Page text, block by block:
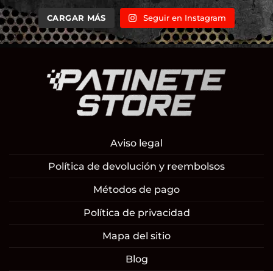
CARGAR MÁS Seguir en Instagram
Aviso legal
Política de devolución y reembolsos
Métodos de pago
Política de privacidad
Mapa del sitio
Blog